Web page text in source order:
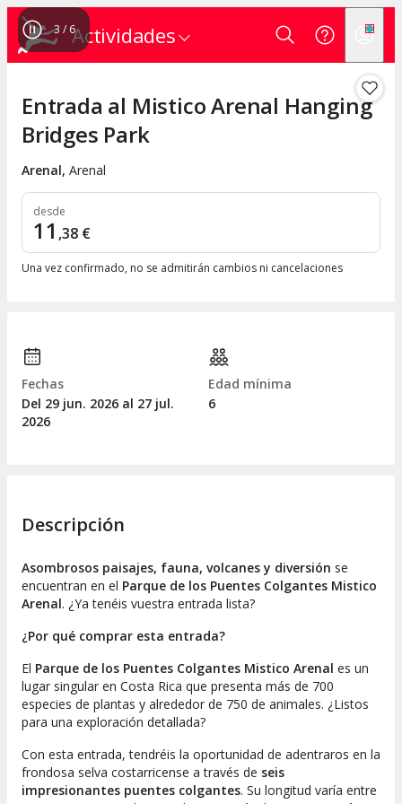
Actividades
4 / 6
Entrada al Mistico Arenal Hanging
Bridges Park
Arenal, Arenal
desde
11 ,38 €
Una vez confirmado, no se admitirán cambios ni cancelaciones
Fechas
Del 29 jun. 2026 al 27 jul.
2026
Edad mínima
6
Descripción
Asombrosos paisajes, fauna, volcanes y diversión se
encuentran en el Parque de los Puentes Colgantes Mistico
Arenal. ¿Ya tenéis vuestra entrada lista?
¿Por qué comprar esta entrada?
El Parque de los Puentes Colgantes Mistico Arenal es un
lugar singular en Costa Rica que presenta más de 700
especies de plantas y alrededor de 750 de animales. ¿Listos
para una exploración detallada?
Con esta entrada, tendréis la oportunidad de adentraros en la
frondosa selva costarricense a través de seis
impresionantes puentes colgantes. Su longitud varía entre